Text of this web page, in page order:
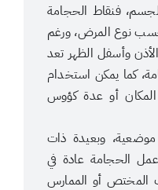
فنقاط الحجامة
نوع المرض، ورغم
وأسفل الظهر تعد
كما يمكن استخدام
أو عدة كؤوس
وبعيدة ذات
الحجامة عادة في
المختص أو الممارس